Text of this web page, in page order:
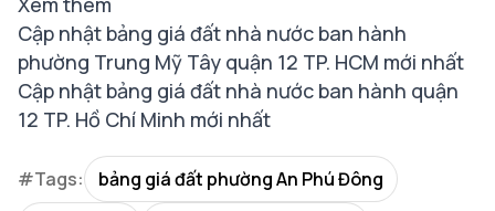
Cập nhật bảng giá đất nhà nước ban hành
phường Trung Mỹ Tây quận 12 TP. HCM mới nhất
Cập nhật bảng giá đất nhà nước ban hành quận
12 TP. Hồ Chí Minh mới nhất
#Tags:
bảng giá đất phường An Phú Đông